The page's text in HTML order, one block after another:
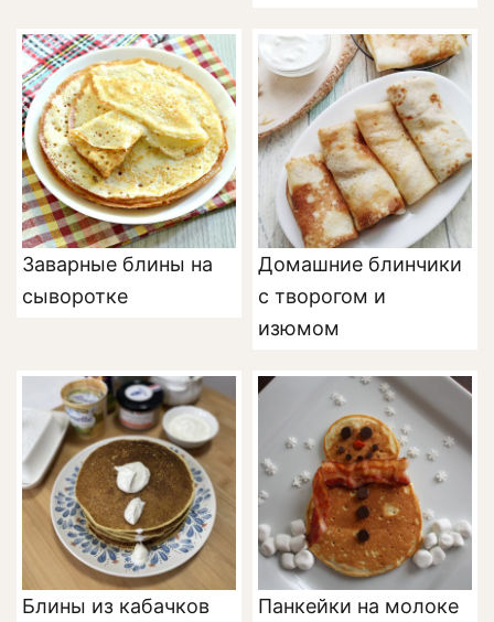
Заварные блины на
сыворотке
Домашние блинчики
с творогом и
изюмом
Блины из кабачков Панкейки на молоке